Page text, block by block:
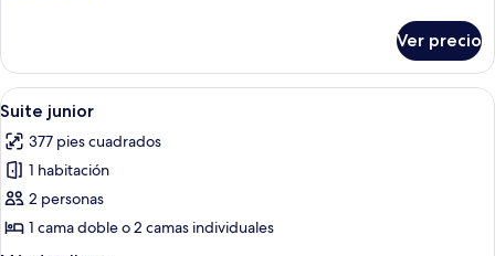
superior
Ver precio
Abrir
todas
las
fotos
de
Suite
junior
Una habitación de hotel con
10
Suite junior
377 pies cuadrados
1 habitación
2 personas
1 cama doble o 2 camas individuales